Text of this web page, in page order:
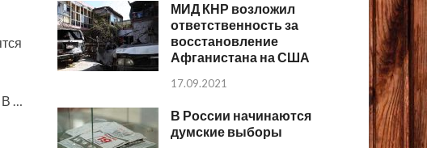
…
МИД КНР возложил
ответственность за
восстановление
Афганистана на США
17.09.2021
В России начинаются
думские выборы